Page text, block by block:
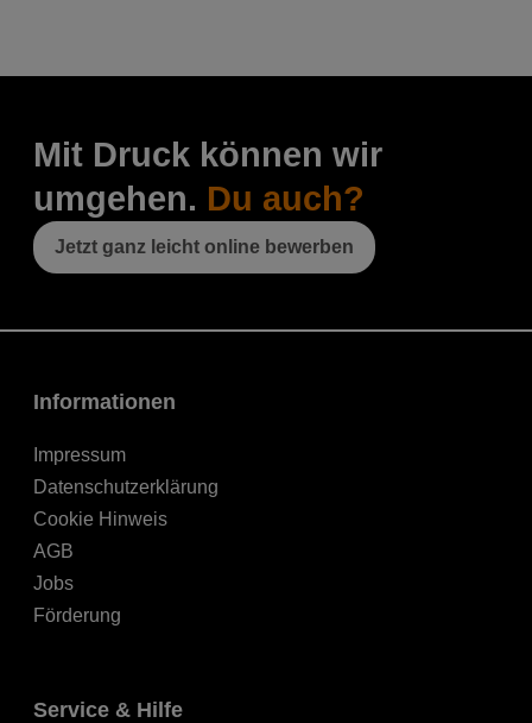
Mit Druck können wir
umgehen. Du auch?
Jetzt ganz leicht online bewerben
Informationen
Impressum
Datenschutzerklärung
Cookie Hinweis
AGB
Jobs
Förderung
Service & Hilfe